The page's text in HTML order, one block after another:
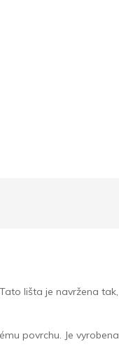
lišta je navržena
povrchu. Je